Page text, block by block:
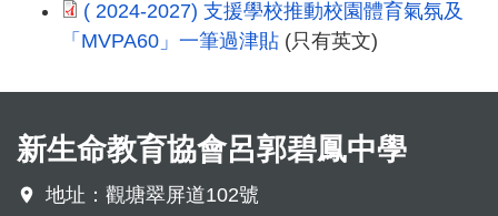
( 2024-2027) 支援學校推動校園體育氣氛及
「MVPA60」一筆過津貼 (只有英文)
新生命教育協會呂郭碧鳳中學
地址：觀塘翠屏道102號